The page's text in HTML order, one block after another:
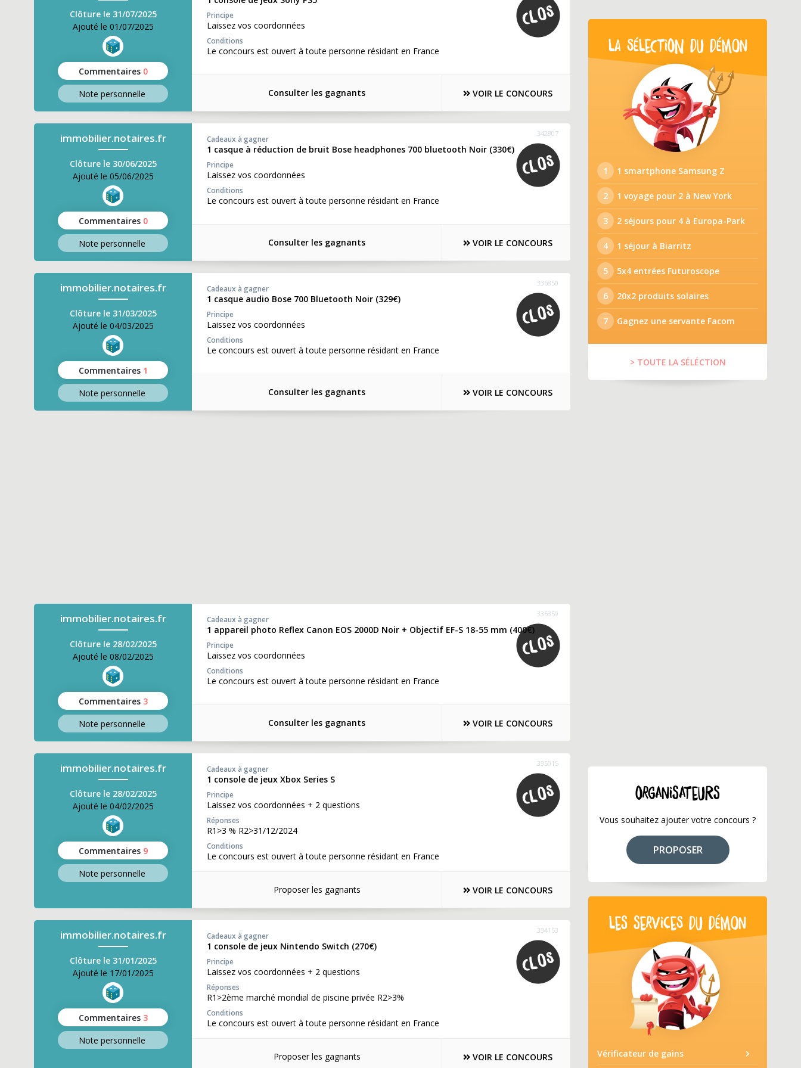
Clôture le 31/07/2025
Ajouté le 01/07/2025
Commentaires 0
Note personnelle
Principe
Laissez vos coordonnées
Conditions
Le concours est ouvert à toute personne résidant en France
Consulter les gagnants VOIR LE CONCOURS
immobilier.notaires.fr
Clôture le 30/06/2025
Ajouté le 05/06/2025
Commentaires 0
Note personnelle
342807
Cadeaux à gagner
1 casque à réduction de bruit Bose headphones 700 bluetooth Noir (330€)
Principe
Laissez vos coordonnées
Conditions
Le concours est ouvert à toute personne résidant en France
Consulter les gagnants VOIR LE CONCOURS
immobilier.notaires.fr
Clôture le 31/03/2025
Ajouté le 04/03/2025
Commentaires 1
Note personnelle
336850
Cadeaux à gagner
1 casque audio Bose 700 Bluetooth Noir (329€)
Principe
Laissez vos coordonnées
Conditions
Le concours est ouvert à toute personne résidant en France
Consulter les gagnants VOIR LE CONCOURS
immobilier.notaires.fr
Clôture le 28/02/2025
Ajouté le 08/02/2025
Commentaires 3
Note personnelle
335359
Cadeaux à gagner
1 appareil photo Reflex Canon EOS 2000D Noir + Objectif EF-S 18-55 mm (400€)
Principe
Laissez vos coordonnées
Conditions
Le concours est ouvert à toute personne résidant en France
Consulter les gagnants VOIR LE CONCOURS
immobilier.notaires.fr
Clôture le 28/02/2025
Ajouté le 04/02/2025
Commentaires 9
Note personnelle
335015
Cadeaux à gagner
1 console de jeux Xbox Series S
Principe
Laissez vos coordonnées + 2 questions
Réponses
R1>3 % R2>31/12/2024
Conditions
Le concours est ouvert à toute personne résidant en France
Proposer les gagnants VOIR LE CONCOURS
immobilier.notaires.fr
Clôture le 31/01/2025
Ajouté le 17/01/2025
Commentaires 3
Note personnelle
334153
Cadeaux à gagner
1 console de jeux Nintendo Switch (270€)
Principe
Laissez vos coordonnées + 2 questions
Réponses
R1>2ème marché mondial de piscine privée R2>3%
Conditions
Le concours est ouvert à toute personne résidant en France
Proposer les gagnants VOIR LE CONCOURS
LA SÉLECTION DU DÉMON
1 1 smartphone Samsung Z
2 1 voyage pour 2 à New York
3 2 séjours pour 4 à Europa-Park
4 1 séjour à Biarritz
5 5x4 entrées Futuroscope
6 20x2 produits solaires
7 Gagnez une servante Facom
> TOUTE LA SÉLÉCTION
ORGANISATEURS
Vous souhaitez ajouter votre concours ?
PROPOSER
LES SERVICES DU DÉMON
Vérificateur de gains